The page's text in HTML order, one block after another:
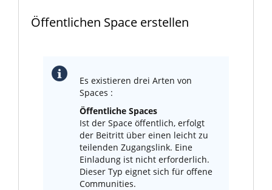
Öffentlichen Space erstellen
Es existieren drei Arten von
Spaces :
Öffentliche Spaces
Ist der Space öffentlich, erfolgt
der Beitritt über einen leicht zu
teilenden Zugangslink. Eine
Einladung ist nicht erforderlich.
Dieser Typ eignet sich für offene
Communities.